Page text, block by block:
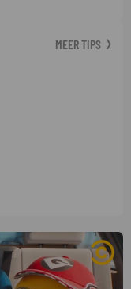
MEER TIPS